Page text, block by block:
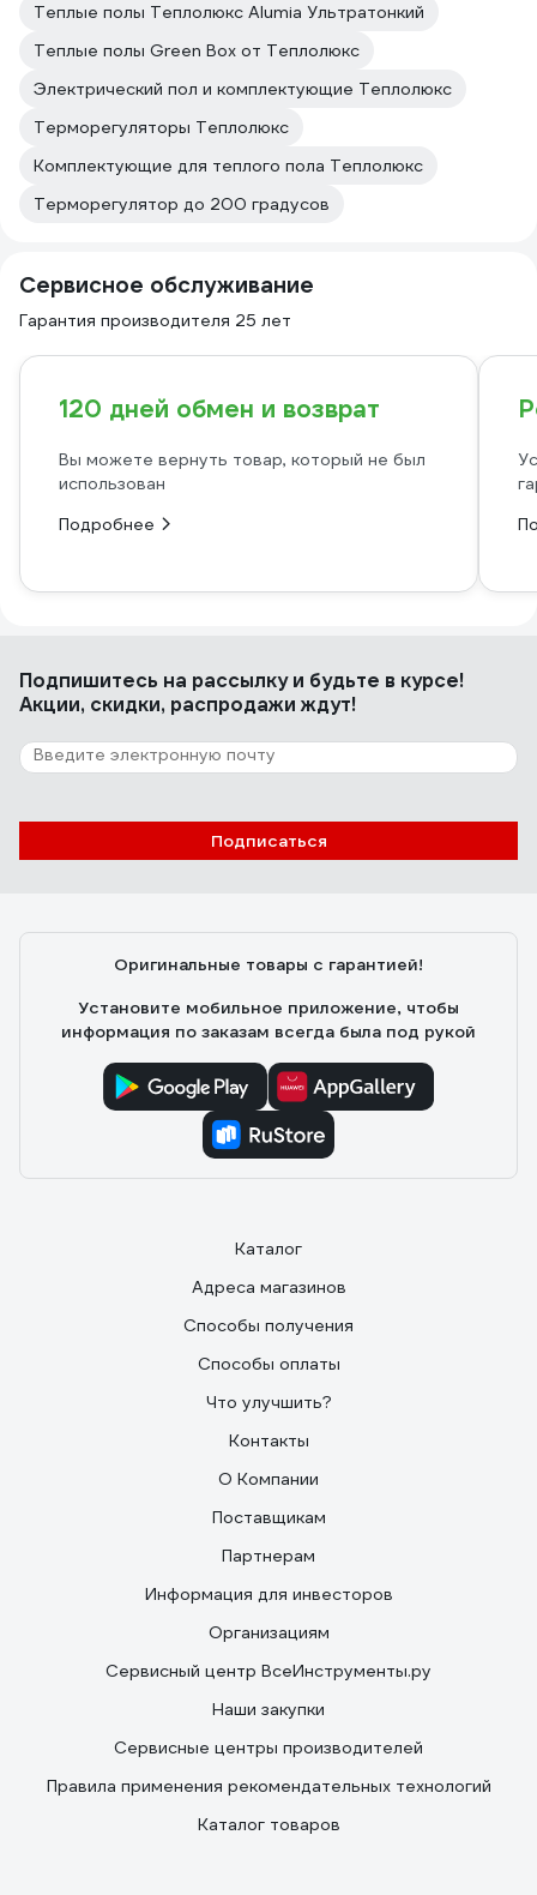
Теплые полы Теплолюкс Alumia Ультратонкий
Теплые полы Green Box от Теплолюкс
Электрический пол и комплектующие Теплолюкс
Терморегуляторы Теплолюкс
Комплектующие для теплого пола Теплолюкс
Терморегулятор до 200 градусов
Сервисное обслуживание
Гарантия производителя 25 лет
120 дней обмен и возврат
Вы можете вернуть товар, который не был
использован
Подробнее
Подпишитесь на рассылкуи будьте в курсе!
Акции, скидки, распродажи ждут!
Подписаться
Оригинальные товары с гарантией!
Установите мобильное приложение, чтобы
информация по заказам всегда была под рукой
Каталог
Адреса магазинов
Способы получения
Способы оплаты
Что улучшить?
Контакты
О Компании
Поставщикам
Партнерам
Информация для инвесторов
Организациям
Сервисный центр ВсеИнструменты.ру
Наши закупки
Сервисные центры производителей
Правила применения рекомендательных технологий
Каталог товаров